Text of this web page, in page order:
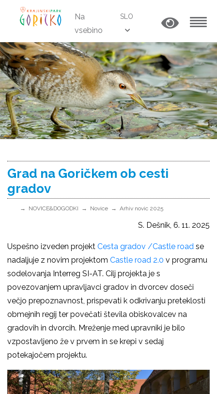
Na
vsebino
SLO
Grad na Goričkem ob cesti
gradov
NOVICE&DOGODKI Novice Arhiv novic 2025
S. Dešnik, 6. 11. 2025
Uspešno izveden projekt Cesta gradov /Castle road se
nadaljuje z novim projektom Castle road 2.0 v programu
sodelovanja Interreg SI-AT. Cilj projekta je s
povezovanjem upravljavci gradov in dvorcev doseči
večjo prepoznavnost, prispevati k odkrivanju preteklosti
obmejnih regij ter povečati števila obiskovalcev na
gradovih in dvorcih. Mreženje med upravniki je bilo
vzpostavljeno že v prvem in se krepi v sedaj
potekajočem projektu.